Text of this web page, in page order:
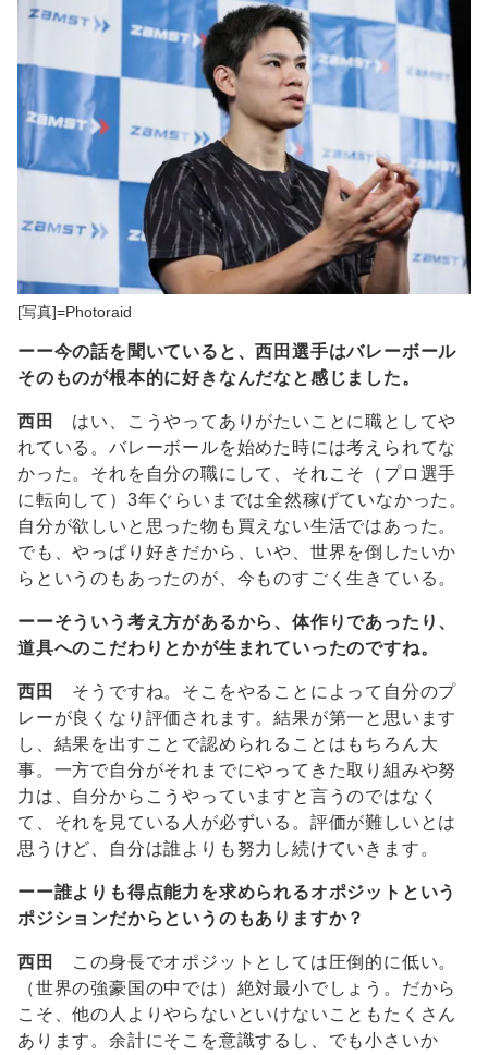
[写真]=Photoraid
ーー今の話を聞いていると、西田選手はバレーボール
そのものが根本的に好きなんだなと感じました。
西田 はい、こうやってありがたいことに職としてや
れている。バレーボールを始めた時には考えられてな
かった。それを自分の職にして、それこそ（プロ選手
に転向して）3年ぐらいまでは全然稼げていなかった。
自分が欲しいと思った物も買えない生活ではあった。
でも、やっぱり好きだから、いや、世界を倒したいか
らというのもあったのが、今ものすごく生きている。
ーーそういう考え方があるから、体作りであったり、
道具へのこだわりとかが生まれていったのですね。
西田 そうですね。そこをやることによって自分のプ
レーが良くなり評価されます。結果が第一と思います
し、結果を出すことで認められることはもちろん大
事。一方で自分がそれまでにやってきた取り組みや努
力は、自分からこうやっていますと言うのではなく
て、それを見ている人が必ずいる。評価が難しいとは
思うけど、自分は誰よりも努力し続けていきます。
ーー誰よりも得点能力を求められるオポジットという
ポジションだからというのもありますか？
西田 この身長でオポジットとしては圧倒的に低い。
（世界の強豪国の中では）絶対最小でしょう。だから
こそ、他の人よりやらないといけないこともたくさん
あります。余計にそこを意識するし、でも小さいか